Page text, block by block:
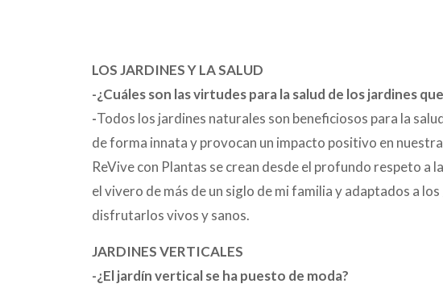
LOS JARDINES Y LA SALUD
-¿Cuáles son las virtudes para la salud de los jardines
-Todos los jardines naturales son beneficiosos para la
de forma innata y provocan un impacto positivo en
ReVive con Plantas se crean desde el profundo respeto a
el vivero de más de un siglo de mi familia y adaptados a
disfrutarlos vivos y sanos.
JARDINES VERTICALES
-¿El jardín vertical se ha puesto de moda?